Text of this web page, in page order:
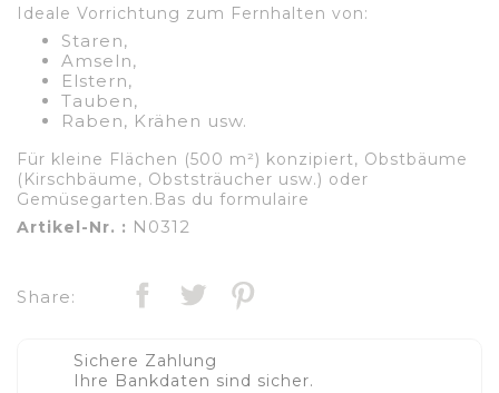
Ideale Vorrichtung zum Fernhalten von:
Staren,
Amseln,
Elstern,
Tauben,
Raben, Krähen usw.
Für kleine Flächen (500 m²) konzipiert, Obstbäume
(Kirschbäume, Obststräucher usw.) oder
Gemüsegarten.Bas du formulaire
Artikel-Nr. : N0312
Share:
Sichere Zahlung
Ihre Bankdaten sind sicher.